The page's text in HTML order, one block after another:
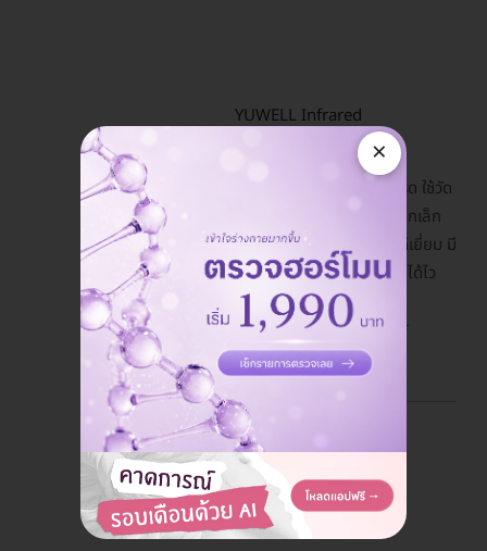
YUWELL Infrared
Thermometerรุ่น YT-2
เครื่องวัดอุณหภูมิ อินฟราเรด ใช้วัด
อุณหภูมิร่างกายได้ตั้งแต่เด็กเล็ก
จนถึง ผู้ใหญ่ ประสิทธิภาพดีเยี่ยม มี
ความแม่นยำสูง ประมวลผลได้ไว
ภายใน 1 วินาที
*** รับประกัน 1 ปีเต็ม ***
2890 B
×